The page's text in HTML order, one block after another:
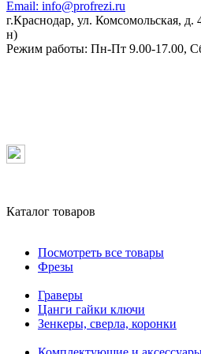
Email: info@profrezi.ru
г.Краснодар, ул. Комсомольская,
н)
Режим работы: Пн-Пт 9.00-17.00,
Каталог товаров
Посмотреть все товары
Фрезы
Граверы
Цанги гайки ключи
Зенкеры, сверла, коронки